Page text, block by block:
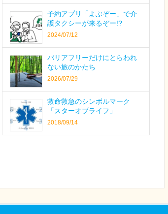
予約アプリ「よぶぞー」で介
護タクシーが来るぞー!?
2024/07/12
バリアフリーだけにとらわれ
ない旅のかたち
2026/07/29
救命救急のシンボルマーク
「スターオブライフ」
2018/09/14